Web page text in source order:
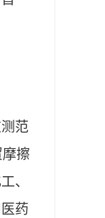
范
擦
、
药